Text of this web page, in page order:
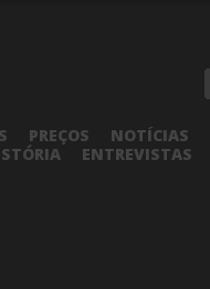
PREÇOS NOTÍCIAS
ENTREVISTAS